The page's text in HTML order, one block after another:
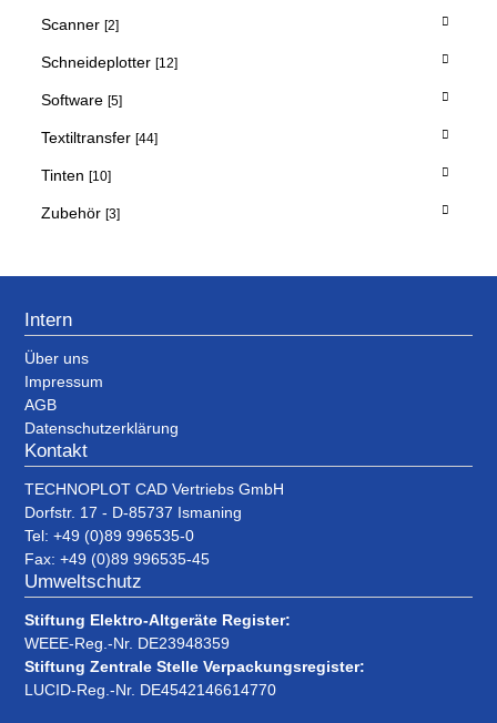
Scanner [2]
Schneideplotter [12]
Software [5]
Textiltransfer [44]
Tinten [10]
Zubehör [3]
Intern
Über uns
Impressum
AGB
Datenschutzerklärung
Kontakt
TECHNOPLOT CAD Vertriebs GmbH
Dorfstr. 17 - D-85737 Ismaning
Tel: +49 (0)89 996535-0
Fax: +49 (0)89 996535-45
Umweltschutz
Stiftung Elektro-Altgeräte Register:
WEEE-Reg.-Nr. DE23948359
Stiftung Zentrale Stelle Verpackungsregister:
LUCID-Reg.-Nr. DE4542146614770